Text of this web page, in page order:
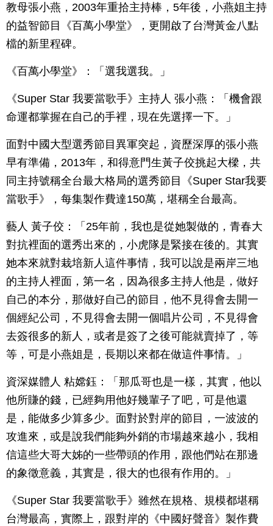
教母張小燕，2003年重拾主持棒，5年後，小燕姐主持
的益智節目《百萬小學堂》，更開啟了台灣黃金八點
檔的新里程碑。
《百萬小學堂》：「選我選我。」
《Super Star 我要當歌手》主持人 張小燕：「機會跟
命運都掌握在自己的手裡，現在先選擇一下。」
面對中國大型選秀節目異軍突起，資歷深厚的張小燕
早有準備，2013年，和得意門生黃子佼挑起大樑，共
同主持號稱全台最大格局的選秀節目《Super Star我要
當歌手》，每集製作費達150萬，堪稱全台最高。
藝人 黃子佼：「25年前，我也是從她製做的，青春大
對抗裡面的選秀出來的，小虎隊是緊接在後的。其實
她本來就對栽培新人這件事情，我可以說是兩岸三地
的主持人裡面，第一名，因為很多主持人他是，做好
自己的本分，那做好自己的節目，他不見得會去開一
個經紀公司，不見得會去開一個唱片公司，不見得會
去簽很多的新人，或者是簽了之後可能就賣掉了，等
等，可是小燕姐是，長期以來都在做這件事情。」
資深媒體人 粘嫦鈺：「那瓜哥也是一樣，其實，他以
他所賺的錢，已經夠用他好幾輩子了吧，可是他還
是，能做多少算多少。面對於對岸的節目，一波波的
攻進來，或是說我們能夠外銷的市場越來越小，我相
信這些大哥大姊的一些帶頭的作用，跟他們站在那邊
的象徵意義，其實是，很大的也很有作用的。」
《Super Star 我要當歌手》雖然在規格、規模都堪稱
台灣最高，實際上，跟對岸的《中國好聲音》製作費